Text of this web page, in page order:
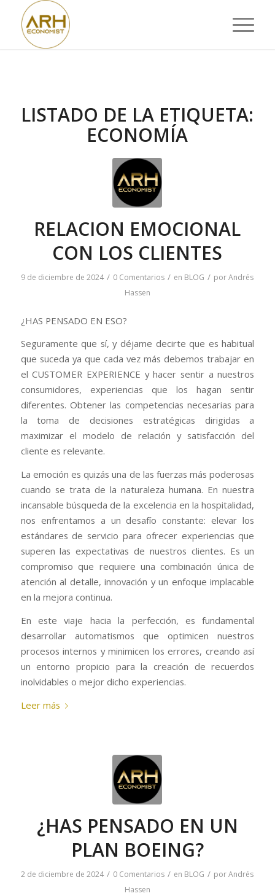
LISTADO DE LA ETIQUETA:
ECONOMÍA
RELACION EMOCIONAL
CON LOS CLIENTES
9 de diciembre de 2024 / 0 Comentarios / en BLOG / porAndrés
Hassen
¿HAS PENSADO EN ESO?
Seguramente que sí, y déjame decirte que es habitual
que suceda ya que cada vez más debemos trabajar en
el CUSTOMER EXPERIENCE y hacer sentir a nuestros
consumidores, experiencias que los hagan sentir
diferentes. Obtener las competencias necesarias para
la toma de decisiones estratégicas dirigidas a
maximizar el modelo de relación y satisfacción del
cliente es relevante.
La emoción es quizás una de las fuerzas más poderosas
cuando se trata de la naturaleza humana. En nuestra
incansable búsqueda de la excelencia en la hospitalidad,
nos enfrentamos a un desafío constante: elevar los
estándares de servicio para ofrecer experiencias que
superen las expectativas de nuestros clientes. Es un
compromiso que requiere una combinación única de
atención al detalle, innovación y un enfoque implacable
en la mejora continua.
En este viaje hacia la perfección, es fundamental
desarrollar automatismos que optimicen nuestros
procesos internos y minimicen los errores, creando así
un entorno propicio para la creación de recuerdos
inolvidables o mejor dicho experiencias.
Leer más
¿HAS PENSADO EN UN
PLAN BOEING?
2 de diciembre de 2024 / 0 Comentarios / en BLOG / porAndrés
Hassen